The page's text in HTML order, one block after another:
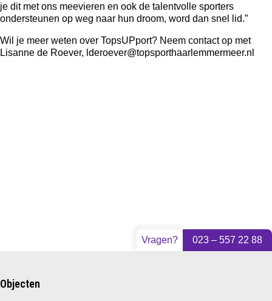
je dit met ons meevieren en ook de talentvolle sporters
ondersteunen op weg naar hun droom, word dan snel lid.”
Wil je meer weten over TopsUPport? Neem contact op met
Lisanne de Roever, lderoever@topsporthaarlemmermeer.nl
Vragen? 023 – 557 22 88
Objecten